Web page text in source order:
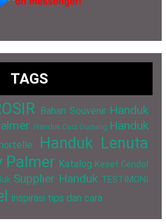
TAGS
Bahan Souvenir Handuk
Handuk Cuci Gudang Handuk
Handuk Lenuta
Palmer Katalog Keset Cendol
Supplier Handuk TESTIMONI
inspirasi tips dan cara